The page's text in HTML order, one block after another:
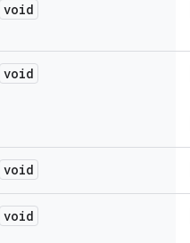
void
void
void
void